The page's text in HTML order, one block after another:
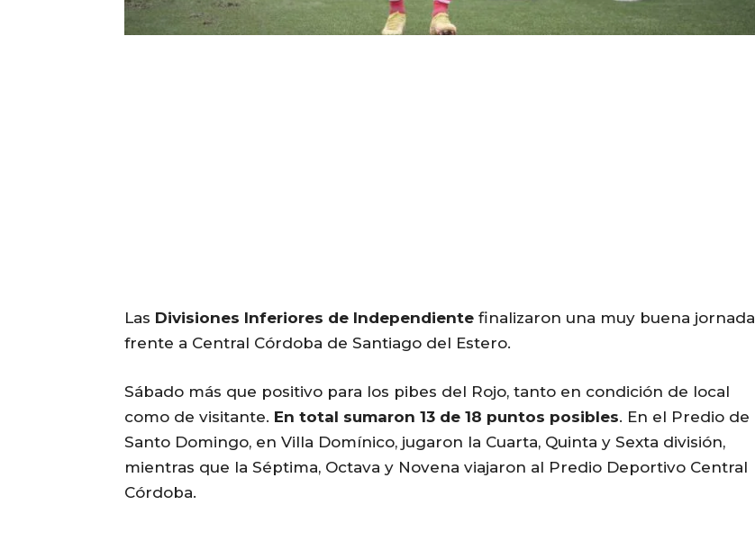
Las Divisiones Inferiores de Independiente finalizaron una muy buena jornada
frente a Central Córdoba de Santiago del Estero.
Sábado más que positivo para los pibes del Rojo, tanto en condición de local
como de visitante. En total sumaron 13 de 18 puntos posibles. En el Predio de
Santo Domingo, en Villa Domínico, jugaron la Cuarta, Quinta y Sexta división,
mientras que la Séptima, Octava y Novena viajaron al Predio Deportivo Central
Córdoba.